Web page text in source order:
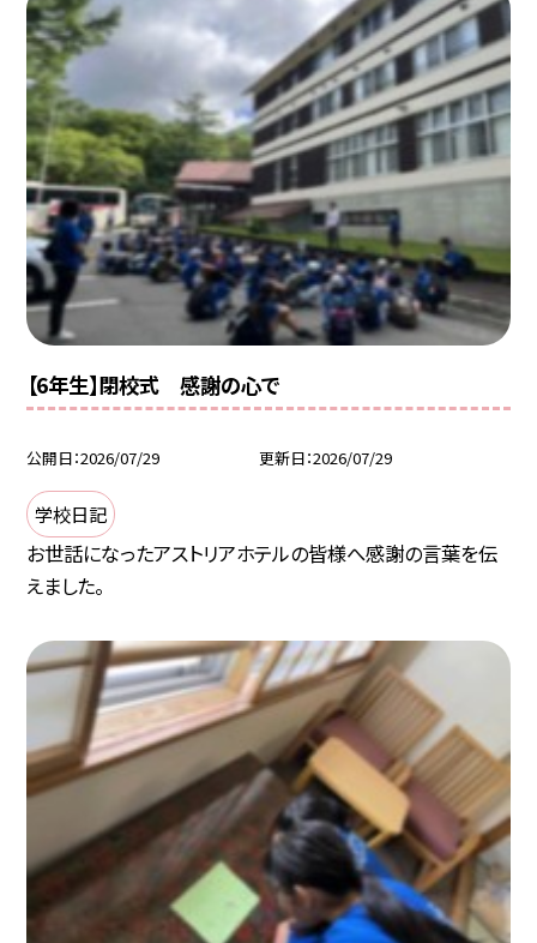
【6年生】閉校式 感謝の心で
公開日 2026/07/29 更新日 2026/07/29
学校日記
お世話になったアストリアホテルの皆様へ感謝の言葉を伝
えました。